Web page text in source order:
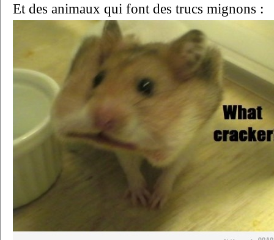
Et des animaux qui font des trucs mignons :